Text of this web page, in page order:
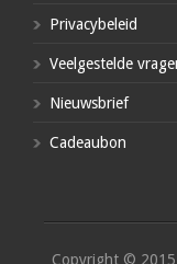
Privacybeleid
Veelgestelde
Nieuwsbrief
Cadeaubon
Copyright ©